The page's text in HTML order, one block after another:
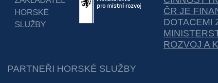
HORSKÉ
SLUŽBY
ČR JE
DOTACEMI
ROZVOJ A
PARTNEŘI HORSKÉ SLUŽBY